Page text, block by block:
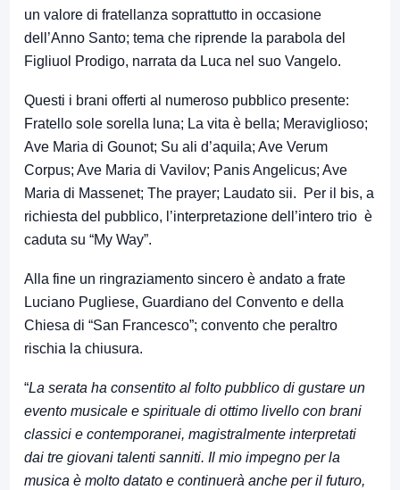
un valore di fratellanza soprattutto in occasione
dell’Anno Santo; tema che riprende la parabola del
Figliuol Prodigo, narrata da Luca nel suo Vangelo.
Questi i brani offerti al numeroso pubblico presente:
Fratello sole sorella luna; La vita è bella; Meraviglioso;
Ave Maria di Gounot; Su ali d’aquila; Ave Verum
Corpus; Ave Maria di Vavilov; Panis Angelicus; Ave
Maria di Massenet; The prayer; Laudato sii. Per il bis, a
richiesta del pubblico, l’interpretazione dell’intero trio è
caduta su “My Way”.
Alla fine un ringraziamento sincero è andato a frate
Luciano Pugliese, Guardiano del Convento e della
Chiesa di “San Francesco”; convento che peraltro
rischia la chiusura.
“La serata ha consentito al folto pubblico di gustare un
evento musicale e spirituale di ottimo livello con brani
classici e contemporanei, magistralmente interpretati
dai tre giovani talenti sanniti. Il mio impegno per la
musica è molto datato e continuerà anche per il futuro,